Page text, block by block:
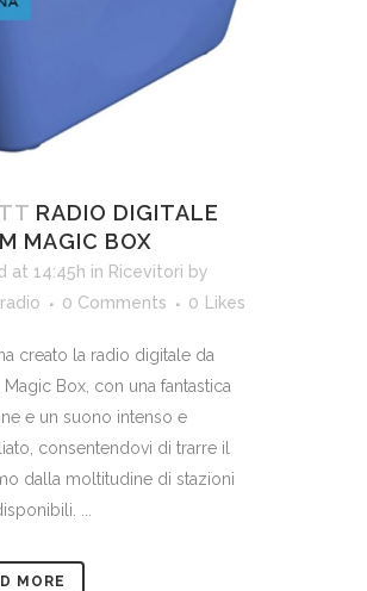
RADIO DIGITALE
MAGIC BOX
at 14:45h in Ricevitori by
0 Comments 0 Likes
creato la radio digitale da
Box, con una fantastica
e un suono intenso e
consentendovi di trarre il
dalla moltitudine di stazioni
...
MORE